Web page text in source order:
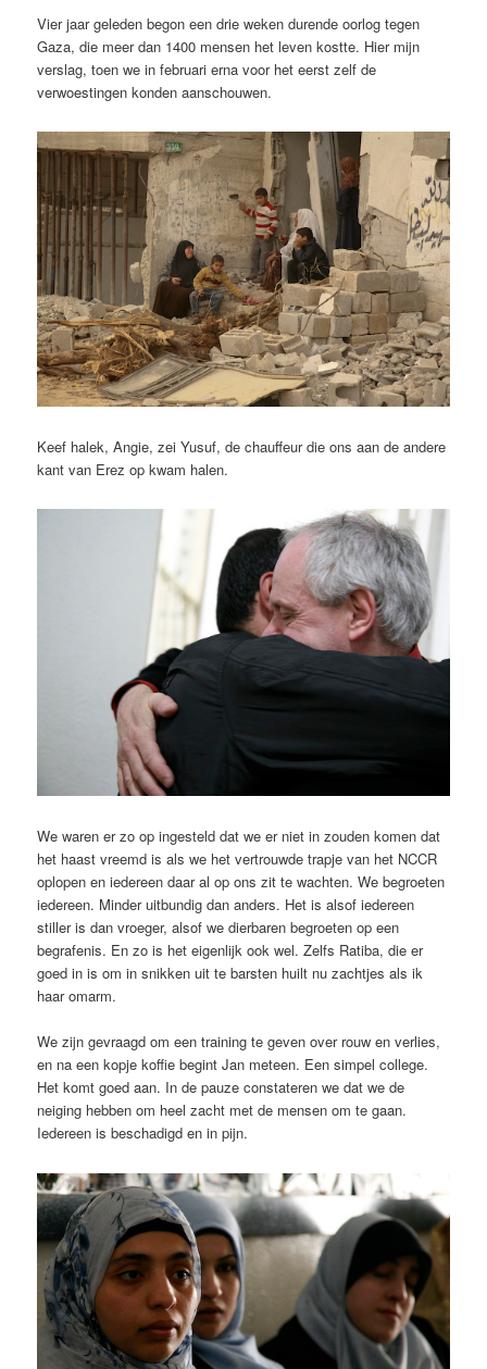
Vier jaar geleden begon een drie weken durende oorlog tegen
Gaza, die meer dan 1400 mensen het leven kostte. Hier mijn
verslag, toen we in februari erna voor het eerst zelf de
verwoestingen konden aanschouwen.
Keef halek, Angie, zei Yusuf, de chauffeur die ons aan de andere
kant van Erez op kwam halen.
We waren er zo op ingesteld dat we er niet in zouden komen dat
het haast vreemd is als we het vertrouwde trapje van het NCCR
oplopen en iedereen daar al op ons zit te wachten. We begroeten
iedereen. Minder uitbundig dan anders. Het is alsof iedereen
stiller is dan vroeger, alsof we dierbaren begroeten op een
begrafenis. En zo is het eigenlijk ook wel. Zelfs Ratiba, die er
goed in is om in snikken uit te barsten huilt nu zachtjes als ik
haar omarm.
We zijn gevraagd om een training te geven over rouw en verlies,
en na een kopje koffie begint Jan meteen. Een simpel college.
Het komt goed aan. In de pauze constateren we dat we de
neiging hebben om heel zacht met de mensen om te gaan.
Iedereen is beschadigd en in pijn.